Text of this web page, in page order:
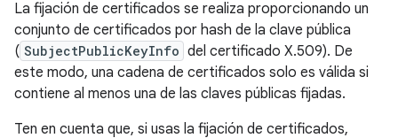
La fijación de certificados se realiza proporcionando un
conjunto de certificados por hash de la clave pública
( SubjectPublicKeyInfo del certificado X.509). De
este modo, una cadena de certificados solo es válida si
contiene al menos una de las claves públicas fijadas.
Ten en cuenta que, si usas la fijación de certificados,